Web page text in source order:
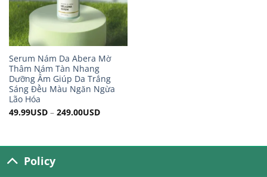
Serum Nám Da Abera Mờ
Thâm Nám Tàn Nhang
Dưỡng Ẩm Giúp Da Trắng
Sáng Đều Màu Ngăn Ngừa
Lão Hóa
49.99USD– 249.00USD
Policy